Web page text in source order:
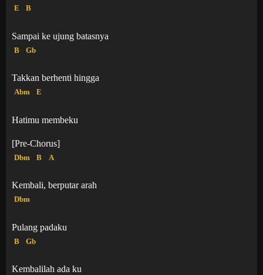
E B
Sampai ke ujung batasnya
B Gb
Takkan berhenti hingga
Abm E
Hatimu membeku
[Pre-Chorus]
Dbm B A
Kembali, berputar arah
Dbm
Pulang padaku
B Gb
Kembalilah ada ku